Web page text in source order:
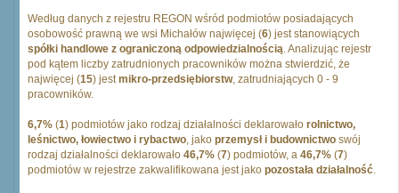
Według danych z rejestru REGON wśród podmiotów posiadających
osobowość prawną we wsi Michałów najwięcej (6) jest stanowiących
spółki handlowe z ograniczoną odpowiedzialnością. Analizując rejestr
pod kątem liczby zatrudnionych pracowników można stwierdzić, że
najwięcej (15) jestmikro-przedsiębiorstw, zatrudniających 0 - 9
pracowników.
6,7% (1) podmiotów jako rodzaj działalności deklarowało rolnictwo,
leśnictwo, łowiectwo i rybactwo, jako przemysł i budownictwo swój
rodzaj działalności deklarowało 46,7% (7) podmiotów, a 46,7% (7)
podmiotów w rejestrze zakwalifikowana jest jako pozostała działalność.